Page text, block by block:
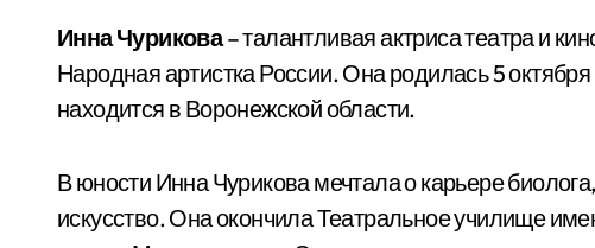
Инна Чурикова– талантливая актриса театра и
Народная артистка России. Она родилась 5
находится в Воронежской области.
В юности Инна Чурикова мечтала о карьере
искусство. Она окончила Театральное училище